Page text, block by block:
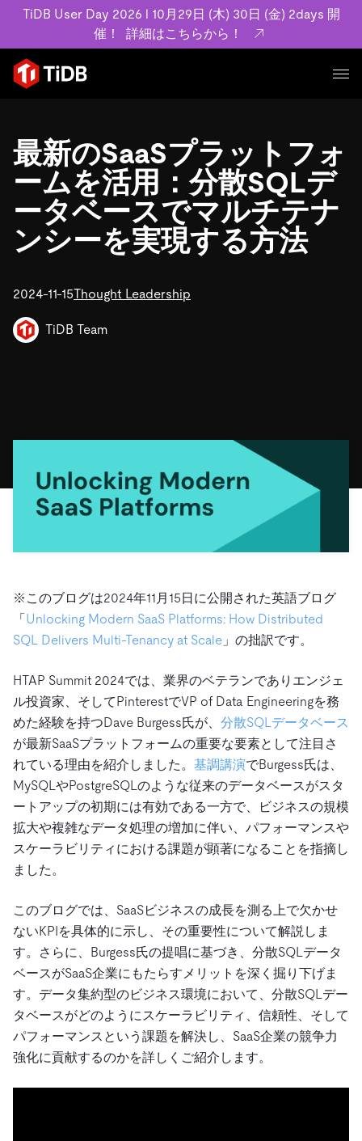
TiDB User Day 2026 l 10月29日 (木) 30日 (金) 2days 開
催！
詳細はこちらから！
プロダクト
MySQL互換の分散データベースで高可用性と水平スケー
ラビリティを備え大規模データをリアルタイムで処理でき
ます。
詳細はこちら
TiDB Cloud
料金
ユースケース
事例記事
お客様事例やユーザーによる検証結果の記事などを紹介し
ています。
SaaS
MySQLワークロードの近代化
Build GenAI Applications
リソース
学習コンテンツ
アーカイブ動画
TiDB Labs 認定資格試験
基本規約、TiDBクラウドサービス契約、SLA、利用規約、
会社概要
会社案内
ドキュメント
最新のSaaSプラットフォ
ームを活用：分散SQLデ
ータベースでマルチテナ
ンシーを実現する方法
2024-11-15Thought Leadership
TiDB Team
※このブログは2024年11月15日に公開された英語ブログ
「Unlocking Modern SaaS Platforms: How Distributed
SQL Delivers Multi-Tenancy at Scale 」の拙訳です。
HTAP Summit 2024では、業界のベテランでありエンジェ
ル投資家、そしてPinterestでVP of Data Engineeringを務
めた経験を持つDave Burgess氏が、 分散SQLデータベース
が最新SaaSプラットフォームの重要な要素として注目さ
れている理由を紹介しました。 基調講演でBurgess氏は、
MySQLやPostgreSQLのような従来のデータベースがスタ
ートアップの初期には有効である一方で、ビジネスの規模
拡大や複雑なデータ処理の増加に伴い、パフォーマンスや
スケーラビリティにおける課題が顕著になることを指摘し
ました。
このブログでは、SaaSビジネスの成長を測る上で欠かせ
ないKPIを具体的に示し、その重要性について解説しま
す。さらに、Burgess氏の提唱に基づき、分散SQLデータ
ベースがSaaS企業にもたらすメリットを深く掘り下げま
す。データ集約型のビジネス環境において、分散SQLデー
タベースがどのようにスケーラビリティ、信頼性、そして
パフォーマンスという課題を解決し、SaaS企業の競争力
強化に貢献するのかを詳しくご紹介します。